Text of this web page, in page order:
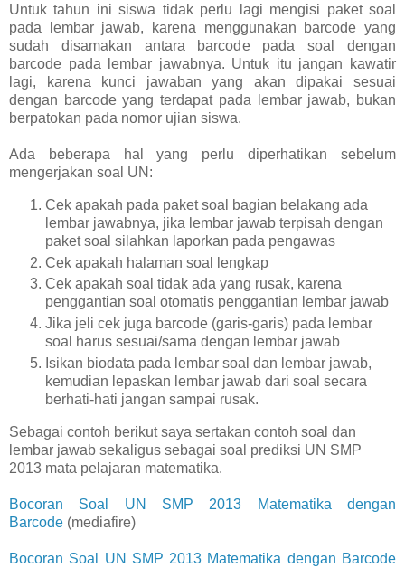
Untuk tahun ini siswa tidak perlu lagi mengisi paket soal
pada lembar jawab, karena menggunakan barcode yang
sudah disamakan antara barcode pada soal dengan
barcode pada lembar jawabnya. Untuk itu jangan kawatir
lagi, karena kunci jawaban yang akan dipakai sesuai
dengan barcode yang terdapat pada lembar jawab, bukan
berpatokan pada nomor ujian siswa.
Ada beberapa hal yang perlu diperhatikan sebelum
mengerjakan soal UN:
Cek apakah pada paket soal bagian belakang ada
lembar jawabnya, jika lembar jawab terpisah dengan
paket soal silahkan laporkan pada pengawas
Cek apakah halaman soal lengkap
Cek apakah soal tidak ada yang rusak, karena
penggantian soal otomatis penggantian lembar jawab
Jika jeli cek juga barcode (garis-garis) pada lembar
soal harus sesuai/sama dengan lembar jawab
Isikan biodata pada lembar soal dan lembar jawab,
kemudian lepaskan lembar jawab dari soal secara
berhati-hati jangan sampai rusak.
Sebagai contoh berikut saya sertakan contoh soal dan
lembar jawab sekaligus sebagai soal prediksi UN SMP
2013 mata pelajaran matematika.
Bocoran Soal UN SMP 2013 Matematika dengan
Barcode (mediafire)
Bocoran Soal UN SMP 2013 Matematika dengan Barcode